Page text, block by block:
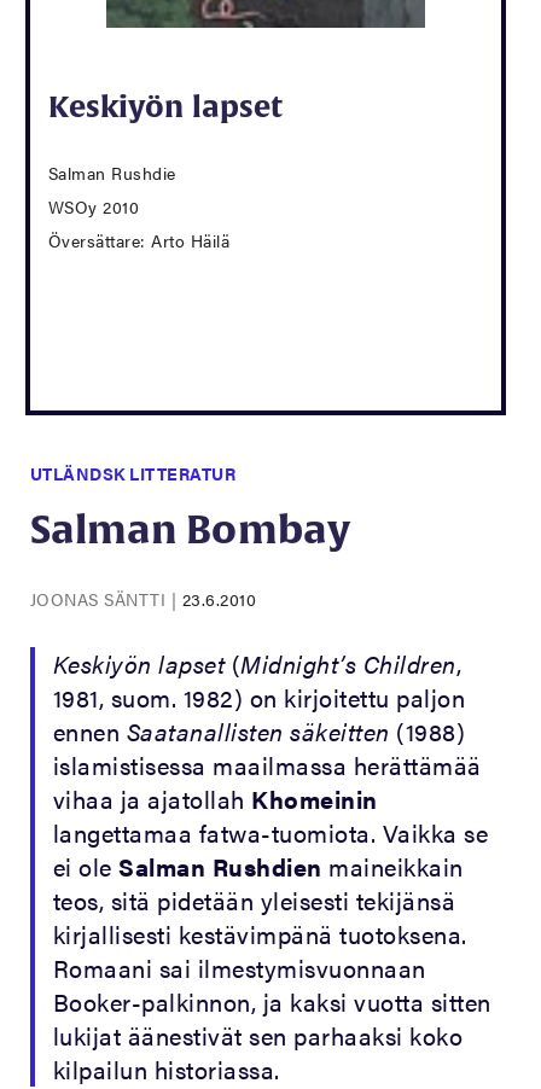
Keskiyön lapset
Salman Rushdie
WSOy 2010
Översättare: Arto Häilä
UTLÄNDSK LITTERATUR
Salman Bombay
JOONAS SÄNTTI | 23.6.2010
Keskiyön lapset(Midnight’s Children,
1981, suom. 1982) on kirjoitettu paljon
ennen Saatanallisten säkeitten (1988)
islamistisessa maailmassa herättämää
vihaa ja ajatollah Khomeinin
langettamaa fatwa-tuomiota. Vaikka se
ei oleSalman Rushdien maineikkain
teos, sitä pidetään yleisesti tekijänsä
kirjallisesti kestävimpänä tuotoksena.
Romaani sai ilmestymisvuonnaan
Booker-palkinnon, ja kaksi vuotta sitten
lukijat äänestivät sen parhaaksi koko
kilpailun historiassa.